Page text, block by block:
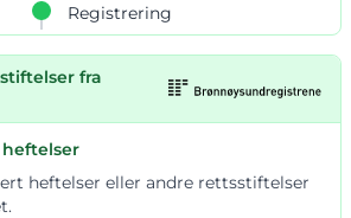
Registrering
fra
heftelser eller andre rettsstiftelser